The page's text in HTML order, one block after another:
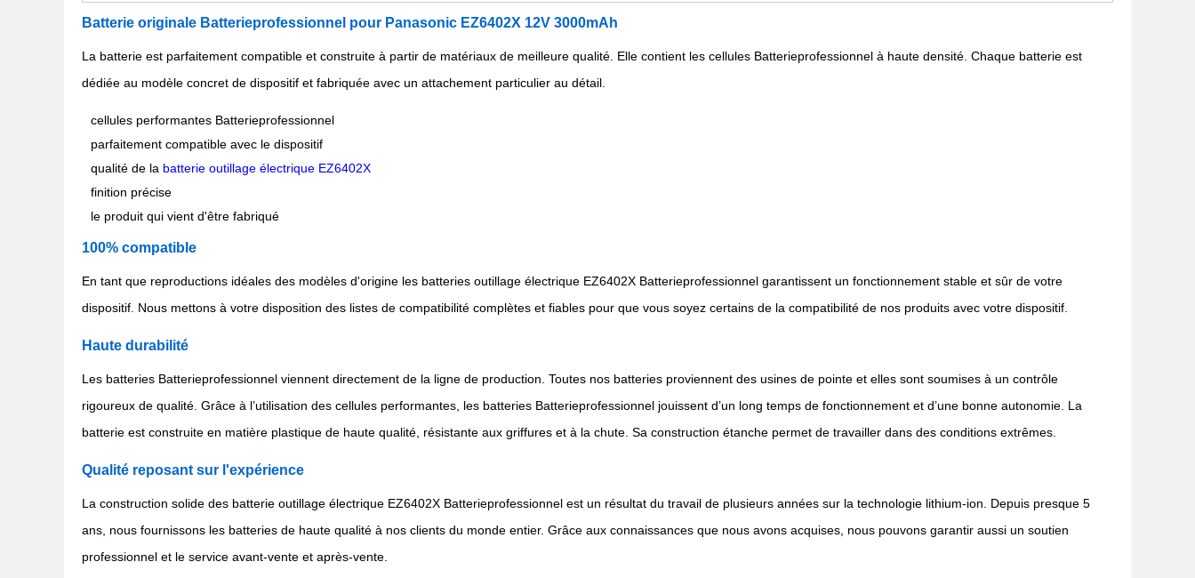
Batterie originale Batterieprofessionnel pour Panasonic EZ6402X 12V 3000mAh
La batterie est parfaitement compatible et construite à partir de matériaux de meilleure qualité. Elle contient les cellules Batterieprofessionnel à haute densité. Chaque batterie est
dédiée au modèle concret de dispositif et fabriquée avec un attachement particulier au détail.
cellules performantes Batterieprofessionnel
parfaitement compatible avec le dispositif
qualité de la batterie outillage électrique EZ6402X
finition précise
le produit qui vient d'être fabriqué
100% compatible
En tant que reproductions idéales des modèles d'origine les batteries outillage électrique EZ6402X Batterieprofessionnel garantissent un fonctionnement stable et sûr de votre
dispositif. Nous mettons à votre disposition des listes de compatibilité complètes et fiables pour que vous soyez certains de la compatibilité de nos produits avec votre dispositif.
Haute durabilité
Les batteries Batterieprofessionnel viennent directement de la ligne de production. Toutes nos batteries proviennent des usines de pointe et elles sont soumises à un contrôle
rigoureux de qualité. Grâce à l’utilisation des cellules performantes, les batteries Batterieprofessionnel jouissent d’un long temps de fonctionnement et d’une bonne autonomie. La
batterie est construite en matière plastique de haute qualité, résistante aux griffures et à la chute. Sa construction étanche permet de travailler dans des conditions extrêmes.
Qualité reposant sur l'expérience
La construction solide des batterie outillage électrique EZ6402X Batterieprofessionnel est un résultat du travail de plusieurs années sur la technologie lithium-ion. Depuis presque 5
ans, nous fournissons les batteries de haute qualité à nos clients du monde entier. Grâce aux connaissances que nous avons acquises, nous pouvons garantir aussi un soutien
professionnel et le service avant-vente et après-vente.